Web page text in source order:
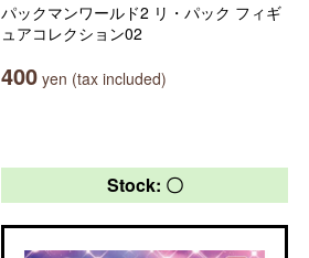
パックマンワールド2 リ・パック フィギ
ュアコレクション02
400 yen (tax included)
Stock: 〇